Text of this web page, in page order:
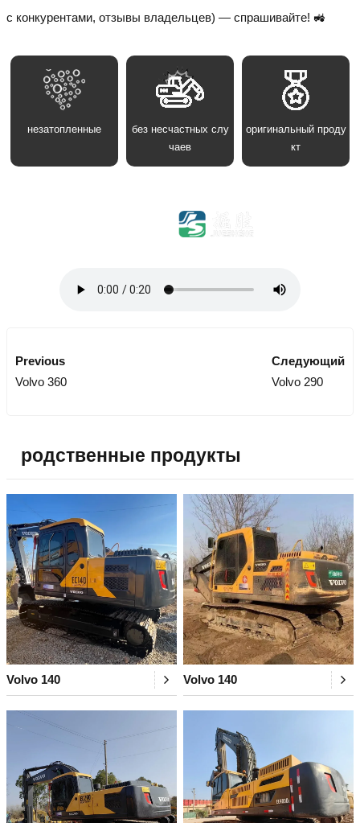
с конкурентами, отзывы владельцев) — спрашивайте! 🚜
незатопленные
без несчастных слу
чаев
оригинальный проду
кт
Previous
Volvo 360
Следующий
Volvo 290
родственные продукты
Volvo 140 Volvo 140